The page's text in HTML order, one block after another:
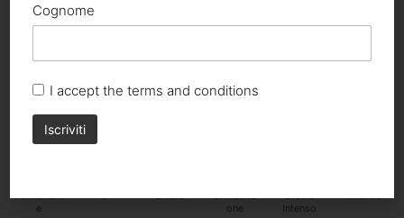
347 –
343 –
355 –
218 – Oro
359 –
348 –
Permanent
e
e
Chiaro
Chinacrid
one
Cromo
Intenso
Intenso
Cognome
I accept the terms and conditions